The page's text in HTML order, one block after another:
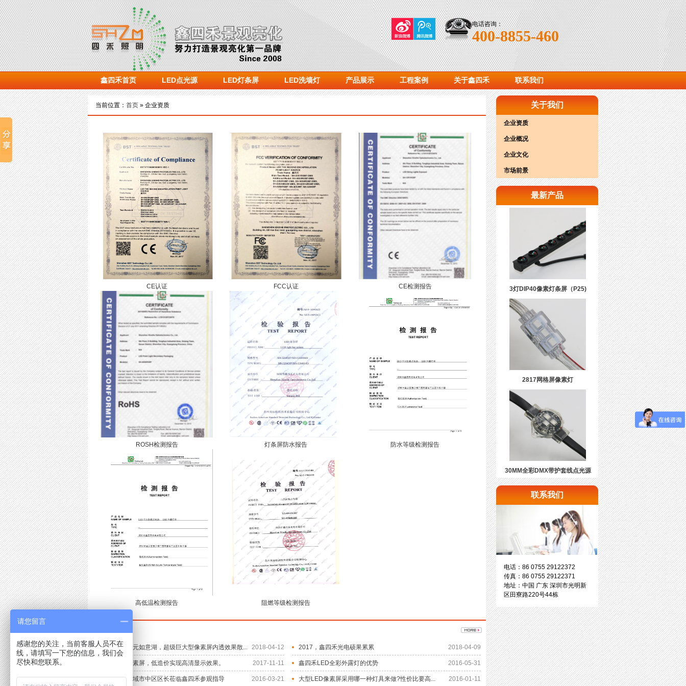
电话咨询：
400-8855-460
鑫四禾首页 LED点光源 LED灯条屏 LED洗墙灯 产品展示 工程案例 关于鑫四禾 联系我们
关于我们
企业资质
企业概况
企业文化
市场前景
最新产品
3灯DIP40像素灯条屏（P25)
2817网格屏像素灯
30MM全彩DMX带护套线点光源
联系我们
电话：86 0755 29122372
传真：86 0755 29122371
地址：中国 广东 深圳市光明新
区田寮路220号44栋
当前位置： 首页 » 企业资质
CE认证 FCC认证 CE检测报告
ROSH检测报告 灯条屏防水报告 防水等级检测报告
高低温检测报告 阻燃等级检测报告
2018-04-12
点亮四川广元如意湖，超级巨大型像素屏内透效果散... 2018-04-09
2017，鑫四禾光电硕果累累
2017-11-11
楼体大型像素屏，低造价实现高清显示效果。 2016-05-31
鑫四禾LED全彩外露灯的优势
2016-03-21
韩国仁川广域市中区区长莅临鑫四禾参观指导 2016-01-11
大型LED像素屏采用哪一种灯具来做?性价比要高...
请您留言
感谢您的关注，当前客服人员不在
线，请填写一下您的信息，我们会
尽快和您联系。